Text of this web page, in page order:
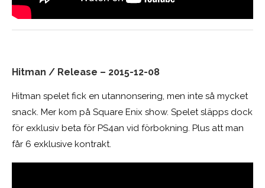
Hitman / Release – 2015-12-08
Hitman spelet fick en utannonsering, men inte så mycket
snack. Mer kom på Square Enix show. Spelet släpps dock
för exklusiv beta för PS4an vid förbokning. Plus att man
får 6 exklusive kontrakt.